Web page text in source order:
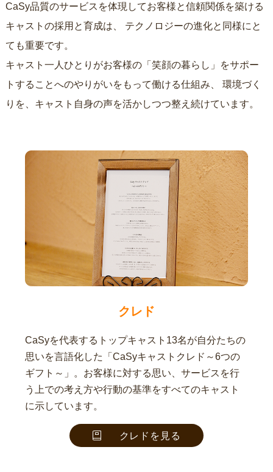
CaSy品質のサービスを体現してお客様と信頼関係を築ける
キャストの採用と育成は、
ても重要です。
キャスト一人ひとりがお客様の「笑顔の暮らし」をサポー
トすることへのやりがいをもって働ける仕組み、
りを、キャスト自身の声を活かしつつ整え続けています。
クレド
CaSyを代表するトップキャスト13名が自分たちの
思いを言語化した「CaSyキャストクレド～6つの
ギフト～」。お客様に対する思い、サービスを行
う上での考え方や行動の基準をすべてのキャスト
に示しています。
クレドを見る